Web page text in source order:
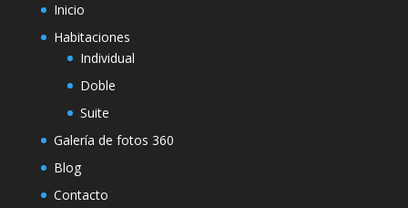
Inicio
Habitaciones
Individual
Doble
Suite
Galería de fotos 360
Blog
Contacto